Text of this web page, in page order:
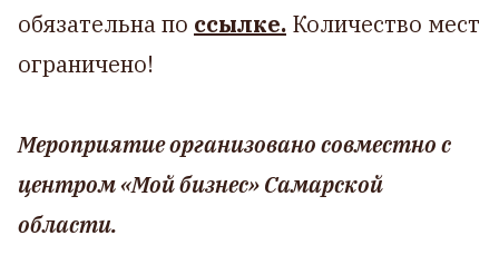
обязательна по ссылке. Количество мест
ограничено!
Мероприятие организовано совместно с
центром «Мой бизнес» Самарской
области.